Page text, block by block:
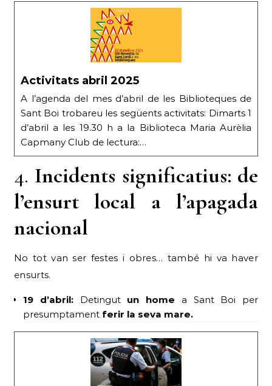
Activitats abril 2025
A l’agenda del mes d’abril de les Biblioteques de
Sant Boi trobareu les següents activitats: Dimarts 1
d’abril a les 19.30 h a la Biblioteca Maria Aurèlia
Capmany Club de lectura:…
4. Incidents significatius: de
l’ensurt local a l’apagada
nacional
No tot van ser festes i obres… també hi va haver
ensurts.
19 d’abril:Detingut un home a Sant Boi per
presumptament ferir la seva mare.